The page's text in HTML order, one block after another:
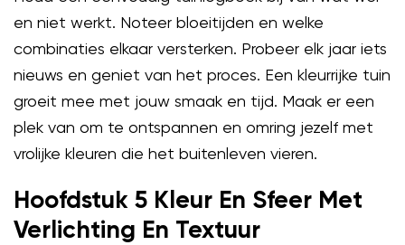
en niet werkt. Noteer bloeitijden en welke
combinaties elkaar versterken. Probeer elk jaar iets
nieuws en geniet van het proces. Een kleurrijke tuin
groeit mee met jouw smaak en tijd. Maak er een
plek van om te ontspannen en omring jezelf met
vrolijke kleuren die het buitenleven vieren.
Hoofdstuk 5 Kleur En Sfeer Met
Verlichting En Textuur